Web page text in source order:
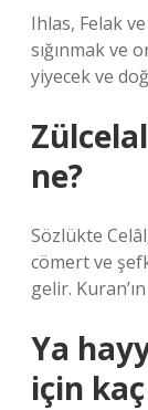
Ihlas, Felak
sığınmak ve
yiyecek ve
ne?
Sözlükte
cömert ve
gelir.
Ya
için